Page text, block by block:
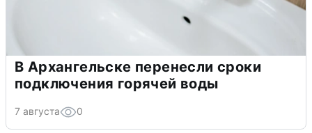
В Архангельске перенесли сроки
подключения горячей воды
7 августа 0